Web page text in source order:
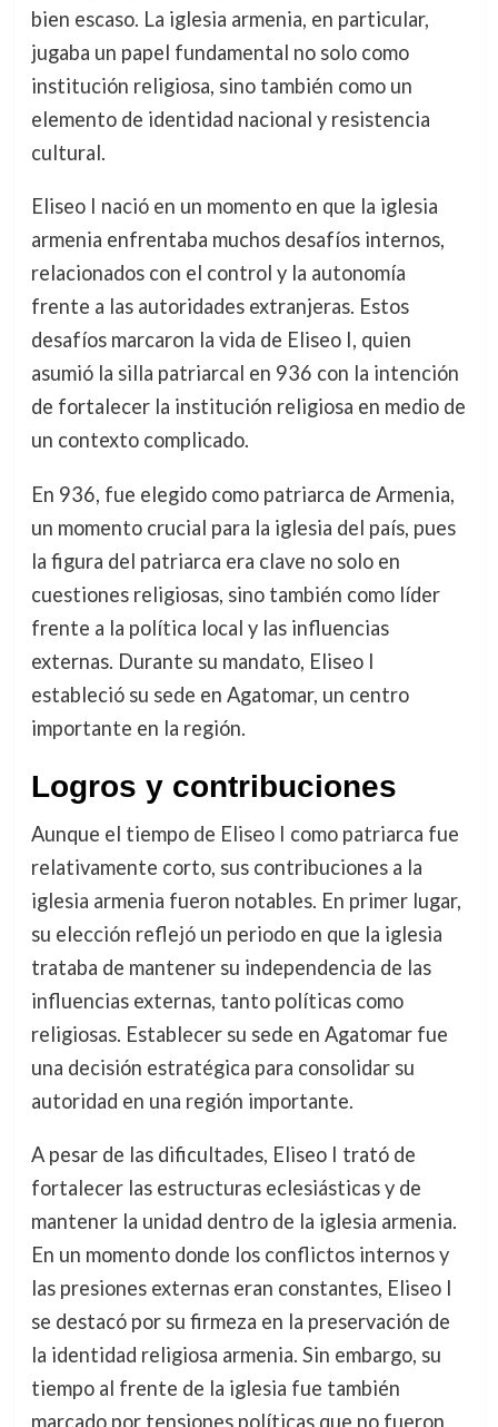
bien escaso. La iglesia armenia, en particular,
jugaba un papel fundamental no solo como
institución religiosa, sino también como un
elemento de identidad nacional y resistencia
cultural.
Eliseo I nació en un momento en que la iglesia
armenia enfrentaba muchos desafíos internos,
relacionados con el control y la autonomía
frente a las autoridades extranjeras. Estos
desafíos marcaron la vida de Eliseo I, quien
asumió la silla patriarcal en 936 con la intención
de fortalecer la institución religiosa en medio de
un contexto complicado.
En 936, fue elegido como patriarca de Armenia,
un momento crucial para la iglesia del país, pues
la figura del patriarca era clave no solo en
cuestiones religiosas, sino también como líder
frente a la política local y las influencias
externas. Durante su mandato, Eliseo I
estableció su sede en Agatomar, un centro
importante en la región.
Logros y contribuciones
Aunque el tiempo de Eliseo I como patriarca fue
relativamente corto, sus contribuciones a la
iglesia armenia fueron notables. En primer lugar,
su elección reflejó un periodo en que la iglesia
trataba de mantener su independencia de las
influencias externas, tanto políticas como
religiosas. Establecer su sede en Agatomar fue
una decisión estratégica para consolidar su
autoridad en una región importante.
A pesar de las dificultades, Eliseo I trató de
fortalecer las estructuras eclesiásticas y de
mantener la unidad dentro de la iglesia armenia.
En un momento donde los conflictos internos y
las presiones externas eran constantes, Eliseo I
se destacó por su firmeza en la preservación de
la identidad religiosa armenia. Sin embargo, su
tiempo al frente de la iglesia fue también
marcado por tensiones políticas que no fueron